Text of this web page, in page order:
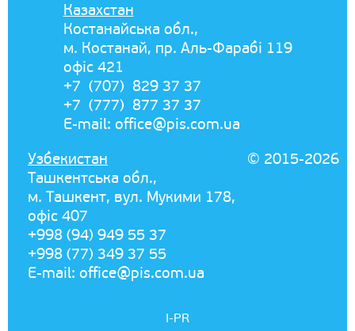
Казахстан
Костанайська обл.,
м. Костанай, пр. Аль-Фарабі 119
офіс 421
+7 (707) 829 37 37
+7 (777) 877 37 37
E-mail: office@pis.com.ua
Узбекистан
Ташкентська обл.,
м. Ташкент, вул. Мукими 178,
офіс 407
+998 (94) 949 55 37
+998 (77) 349 37 55
E-mail: office@pis.com.ua
© 2015-2026
I-PR